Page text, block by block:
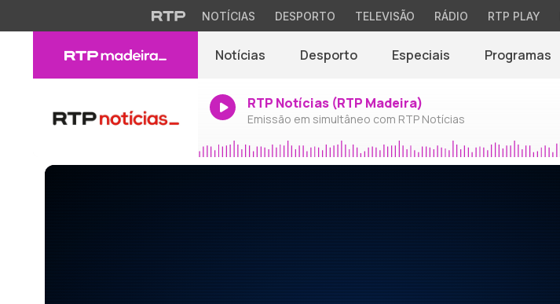
NOTÍCIAS DESPORTO TELEVISÃO RÁDIO RTP PLAY
Notícias Desporto Especiais Programas
RTP Notícias (RTP Madeira)
Emissão em simultâneo com RTP Notícias